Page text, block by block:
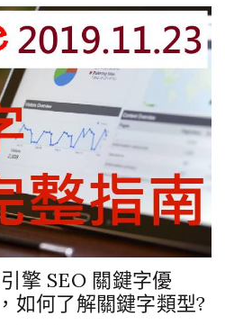
擎 SEO 關鍵字優
如何了解關鍵字類型?